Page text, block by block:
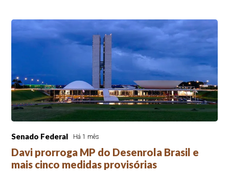
Senado Federal Há 1 mês
Davi prorroga MP do Desenrola Brasil e
mais cinco medidas provisórias